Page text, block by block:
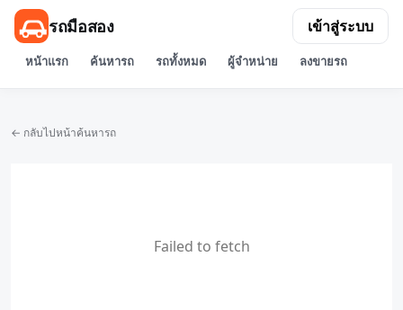
รถมือสอง
หน้าแรก ค้นหารถ รถทั้งหมด ผู้จำหน่าย ลงขายรถ
เข้าสู่ระบบ
← กลับไปหน้าค้นหารถ
Failed to fetch